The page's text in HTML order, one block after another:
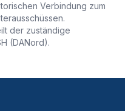
Verbindung zum
der zuständige
(DANord).